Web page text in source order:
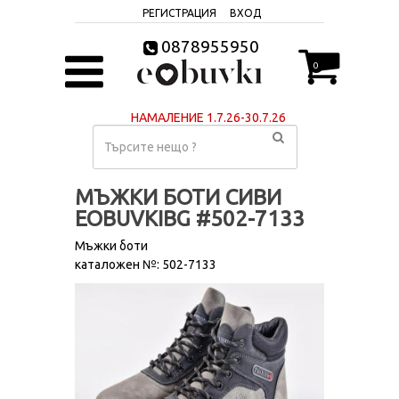
РЕГИСТРАЦИЯ ВХОД
0878955950
0
НАМАЛЕНИЕ 1.7.26-30.7.26
МЪЖКИ БОТИ СИВИ
EOBUVKIBG #502-7133
Мъжки боти
каталожен №: 502-7133